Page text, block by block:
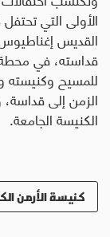
الأولى التي تحتفل
القديس إغناطيوس
قداسته، في محطة
للمسيح وكنيسته
الزمن إلى قداسة،
الكنيسة الجامعة.
كنيسة الأرمن